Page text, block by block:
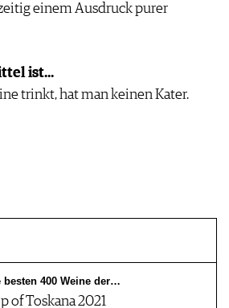
einem Ausdruck purer
ist...
trinkt, hat man keinen Kater.
besten 400 Weine der…
of Toskana 2021